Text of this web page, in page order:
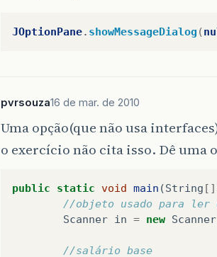
JOptionPane. showMessageDialog (
pvrsouza16 de mar. de 2010
Uma opção(que não usa
o exercício não cita isso. Dê uma
public static void main (String []
//objeto usado para ler
Scanner in = new Scanner
//salário base